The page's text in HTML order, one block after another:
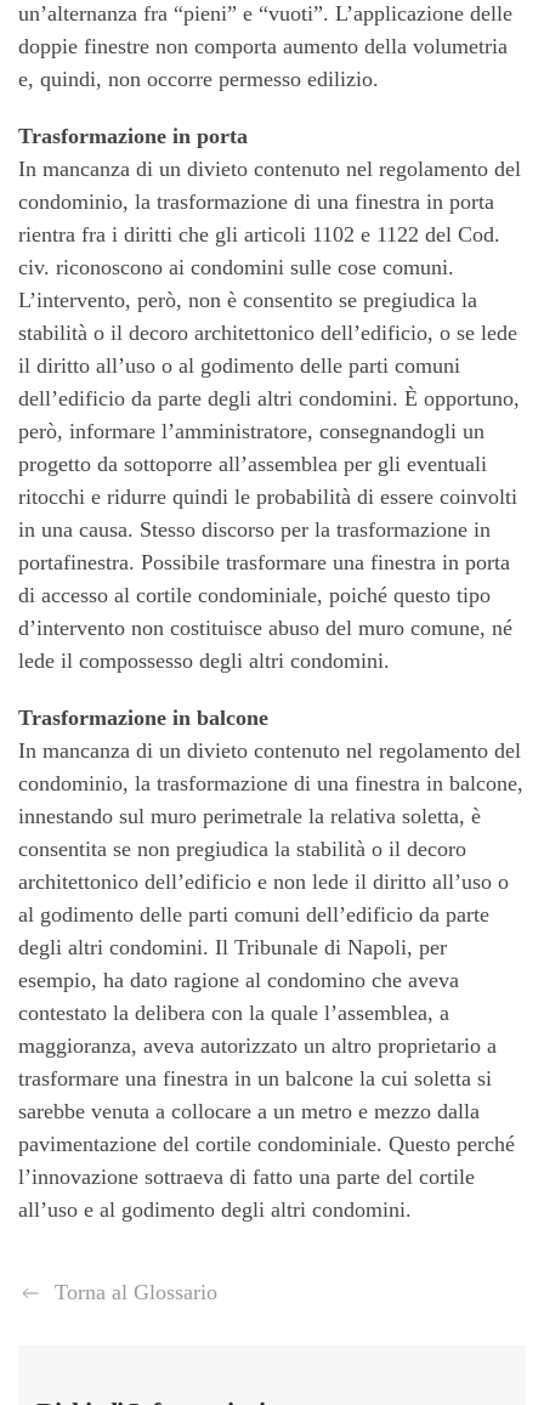
un’alternanza fra “pieni” e “vuoti”. L’applicazione delle
doppie finestre non comporta aumento della volumetria
e, quindi, non occorre permesso edilizio.
Trasformazione in porta
In mancanza di un divieto contenuto nel regolamento del
condominio, la trasformazione di una finestra in porta
rientra fra i diritti che gli articoli 1102 e 1122 del Cod.
civ. riconoscono ai condomini sulle cose comuni.
L’intervento, però, non è consentito se pregiudica la
stabilità o il decoro architettonico dell’edificio, o se lede
il diritto all’uso o al godimento delle parti comuni
dell’edificio da parte degli altri condomini. È opportuno,
però, informare l’amministratore, consegnandogli un
progetto da sottoporre all’assemblea per gli eventuali
ritocchi e ridurre quindi le probabilità di essere coinvolti
in una causa. Stesso discorso per la trasformazione in
portafinestra. Possibile trasformare una finestra in porta
di accesso al cortile condominiale, poiché questo tipo
d’intervento non costituisce abuso del muro comune, né
lede il compossesso degli altri condomini.
Trasformazione in balcone
In mancanza di un divieto contenuto nel regolamento del
condominio, la trasformazione di una finestra in balcone,
innestando sul muro perimetrale la relativa soletta, è
consentita se non pregiudica la stabilità o il decoro
architettonico dell’edificio e non lede il diritto all’uso o
al godimento delle parti comuni dell’edificio da parte
degli altri condomini. Il Tribunale di Napoli, per
esempio, ha dato ragione al condomino che aveva
contestato la delibera con la quale l’assemblea, a
maggioranza, aveva autorizzato un altro proprietario a
trasformare una finestra in un balcone la cui soletta si
sarebbe venuta a collocare a un metro e mezzo dalla
pavimentazione del cortile condominiale. Questo perché
l’innovazione sottraeva di fatto una parte del cortile
all’uso e al godimento degli altri condomini.
Torna al Glossario